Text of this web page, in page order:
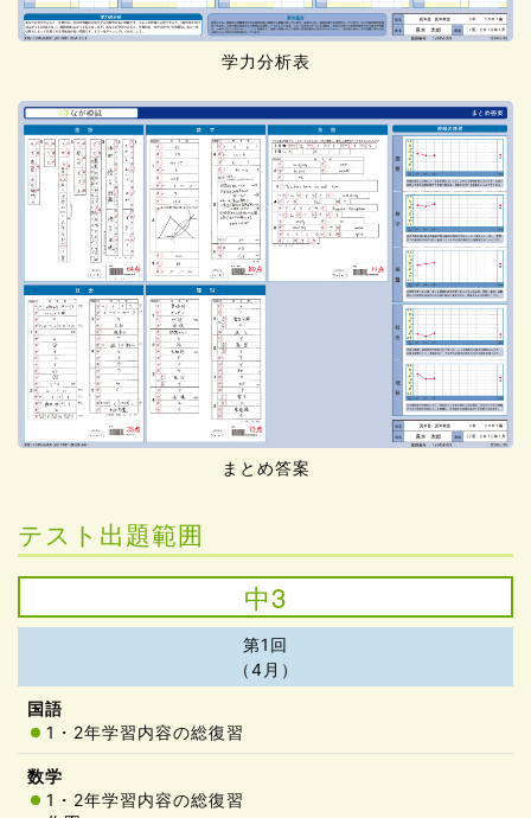
学力分析表
まとめ答案
テスト出題範囲
中3
第1回
（4月）
1・2年学習内容の総復習
1・2年学習内容の総復習